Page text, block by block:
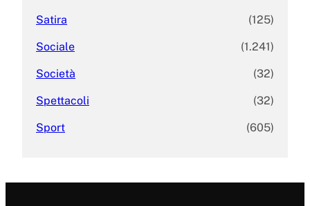
Satira (125)
Sociale (1.241)
Società (32)
Spettacoli (32)
Sport (605)